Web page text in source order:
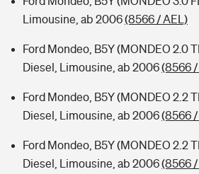
Limousine, ab 2006(8566 / AEL)
Ford Mondeo, B5Y (MONDEO 2.0
Diesel, Limousine, ab 2006(8566
Ford Mondeo, B5Y (MONDEO 2.2
Diesel, Limousine, ab 2006(8566
Ford Mondeo, B5Y (MONDEO 2.2
Diesel, Limousine, ab 2006(8566 /